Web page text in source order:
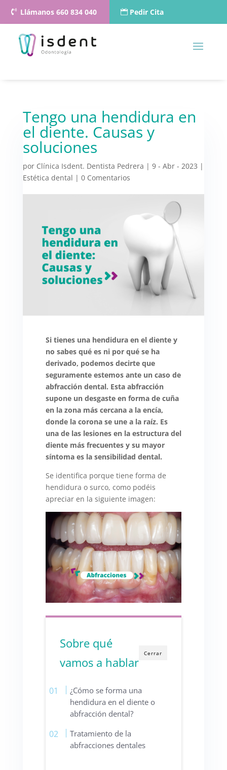
Llámanos 660 834 040 Pedir Cita
Tengo una hendidura en
el diente. Causas y
soluciones
por Clínica Isdent. Dentista Pedrera | 9 - Abr - 2023 |
Estética dental | 0 Comentarios
Si tienes una hendidura en el diente y
no sabes qué es ni por qué se ha
derivado, podemos decirte que
seguramente estemos ante un caso de
abfracción dental. Esta abfracción
supone un desgaste en forma de cuña
en la zona más cercana a la encía,
donde la corona se une a la raíz. Es
una de las lesiones en la estructura del
diente más frecuentes y su mayor
síntoma es la sensibilidad dental.
Se identifica porque tiene forma de
hendidura o surco, como podéis
apreciar en la siguiente imagen:
Cerrar
Sobre qué
vamos a hablar
¿Cómo se forma una
hendidura en el diente o
abfracción dental?
Tratamiento de la
abfracciones dentales